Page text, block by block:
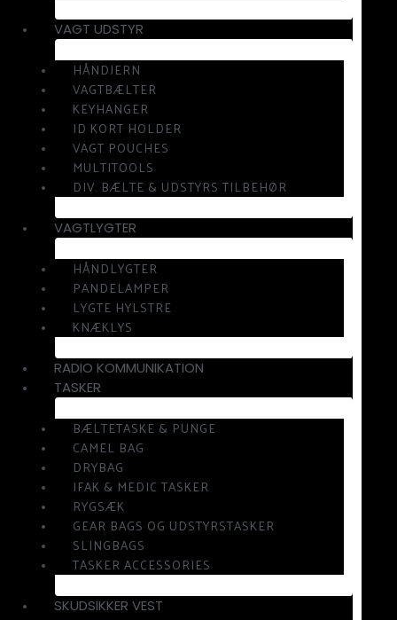
VAGT UDSTYR
HÅNDJERN
VAGTBÆLTER
KEYHANGER
ID KORT HOLDER
VAGT POUCHES
MULTITOOLS
DIV. BÆLTE & UDSTYRS TILBEHØR
VAGTLYGTER
HÅNDLYGTER
PANDELAMPER
LYGTE HYLSTRE
KNÆKLYS
RADIO KOMMUNIKATION
TASKER
BÆLTETASKE & PUNGE
CAMEL BAG
DRYBAG
IFAK & MEDIC TASKER
RYGSÆK
GEAR BAGS OG UDSTYRSTASKER
SLINGBAGS
TASKER ACCESSORIES
SKUDSIKKER VEST